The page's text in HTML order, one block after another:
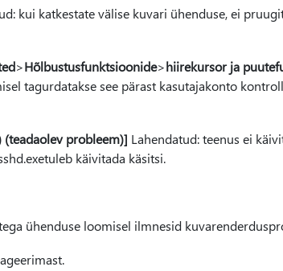
kui katkestate välise kuvari ühenduse, ei
>Hõlbustusfunktsioonide>hiirekursor ja
tagurdatakse see pärast kasutajakonto
(teadaolev probleem)] Lahendatud: teenus ei
käivitada käsitsi.
ühenduse loomisel ilmnesid